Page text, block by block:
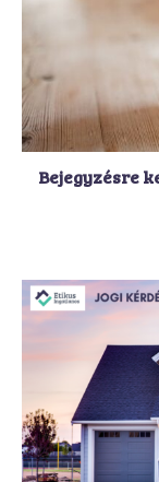
Bejegyzésre